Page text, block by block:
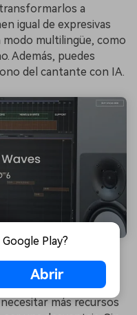
a
igual de expresivas
modo multilingüe, como
Además, puedes
del cantante con IA.
más recursos
Play?
Abrir